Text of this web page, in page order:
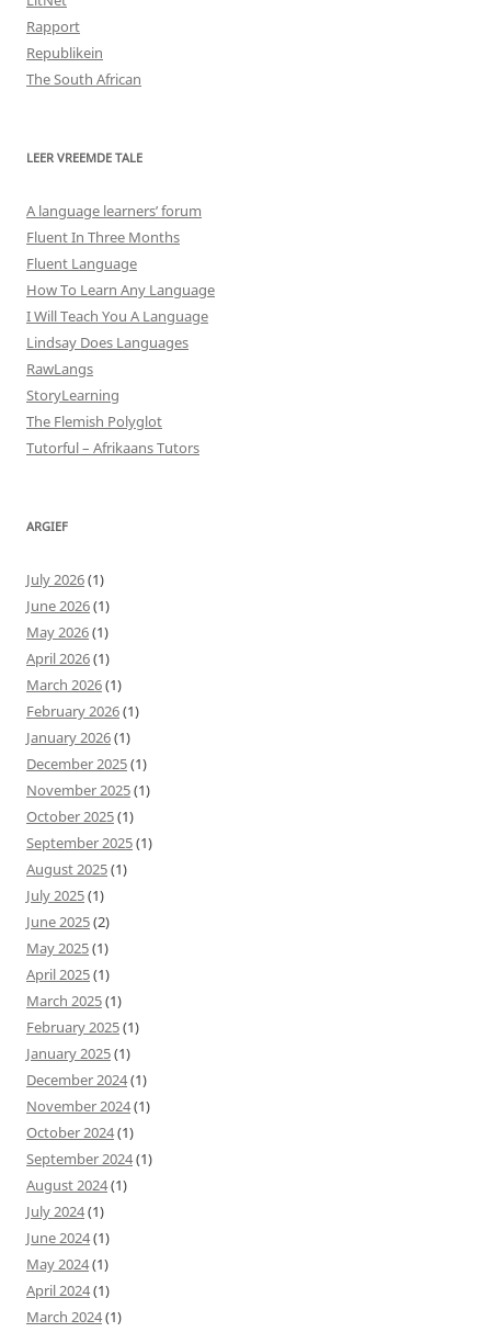
Rapport
Republikein
The South African
LEER VREEMDE TALE
A language learners’ forum
Fluent In Three Months
Fluent Language
How To Learn Any Language
I Will Teach You A Language
Lindsay Does Languages
RawLangs
StoryLearning
The Flemish Polyglot
Tutorful – Afrikaans Tutors
ARGIEF
July 2026(1)
June 2026(1)
May 2026(1)
April 2026(1)
March 2026(1)
February 2026(1)
January 2026(1)
December 2025(1)
November 2025(1)
October 2025(1)
September 2025(1)
August 2025(1)
July 2025(1)
June 2025(2)
May 2025(1)
April 2025(1)
March 2025(1)
February 2025(1)
January 2025(1)
December 2024(1)
November 2024(1)
October 2024(1)
September 2024(1)
August 2024(1)
July 2024(1)
June 2024(1)
May 2024(1)
April 2024(1)
March 2024(1)